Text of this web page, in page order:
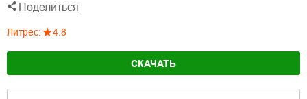
Поделиться
Литрес: 4.8
СКАЧАТЬ